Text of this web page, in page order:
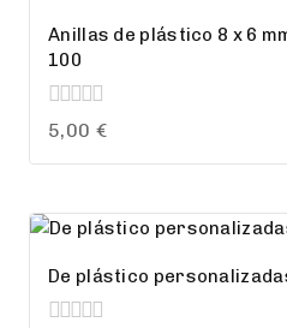
Anillas de plástico 8 x 6
100
0
out
of
5,00 €
De plástico